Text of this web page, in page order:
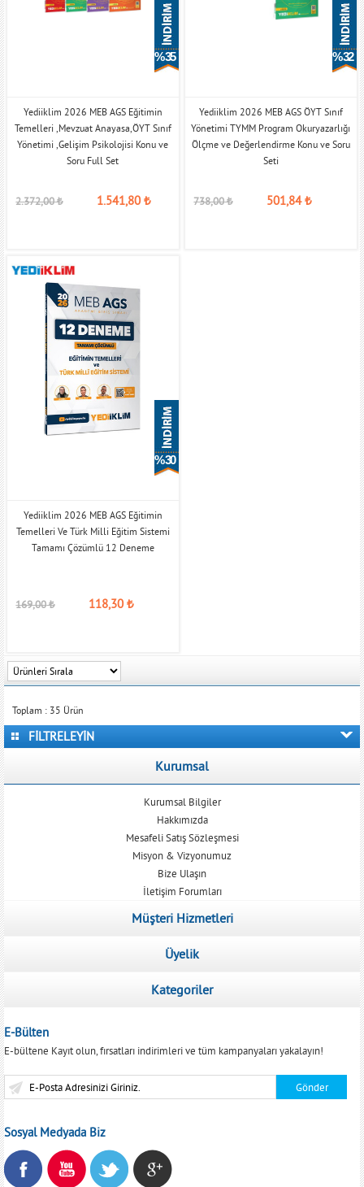
% 35
Yediiklim 2026 MEB AGS Eğitimin
Temelleri ,Mevzuat Anayasa,ÖYT Sınıf
Yönetimi ,Gelişim Psikolojisi Konu ve
Soru Full Set
2.372,00₺ 1.541,80₺
% 32
Yediiklim 2026 MEB AGS ÖYT Sınıf
Yönetimi TYMM Program Okuryazarlığı
Ölçme ve Değerlendirme Konu ve Soru
Seti
738,00₺ 501,84₺
% 30
Yediiklim 2026 MEB AGS Eğitimin
Temelleri Ve Türk Milli Eğitim Sistemi
Tamamı Çözümlü 12 Deneme
169,00₺ 118,30₺
Toplam : 35 Ürün
FİLTRELEYİN
Kurumsal
Kurumsal Bilgiler
Hakkımızda
Mesafeli Satış Sözleşmesi
Misyon & Vizyonumuz
Bize Ulaşın
İletişim Forumları
Müşteri Hizmetleri
Üyelik
Kategoriler
E-Bülten
E-bültene Kayıt olun, fırsatları indirimleri ve tüm kampanyaları yakalayın!
Sosyal Medyada Biz